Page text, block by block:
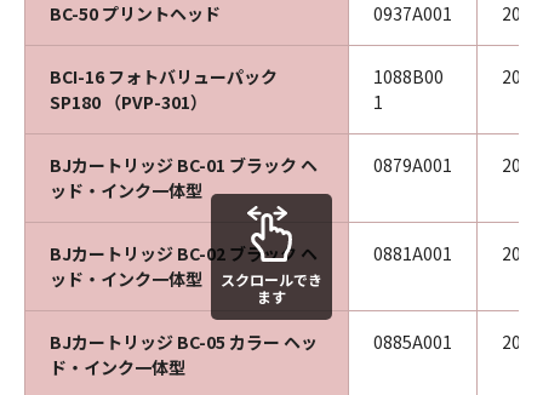
BC-50 プリントヘッド 0937A001
BCI-16 フォトバリューパック
SP180 （PVP-301）
1088B00
1
BJカートリッジ BC-01 ブラック ヘ
ッド・インク一体型
0879A001
BJカートリッジ BC-02 ブラック ヘ
ッド・インク一体型
0881A001
BJカートリッジ BC-05 カラー ヘッ
ド・インク一体型
0885A001
スクロールでき
ます